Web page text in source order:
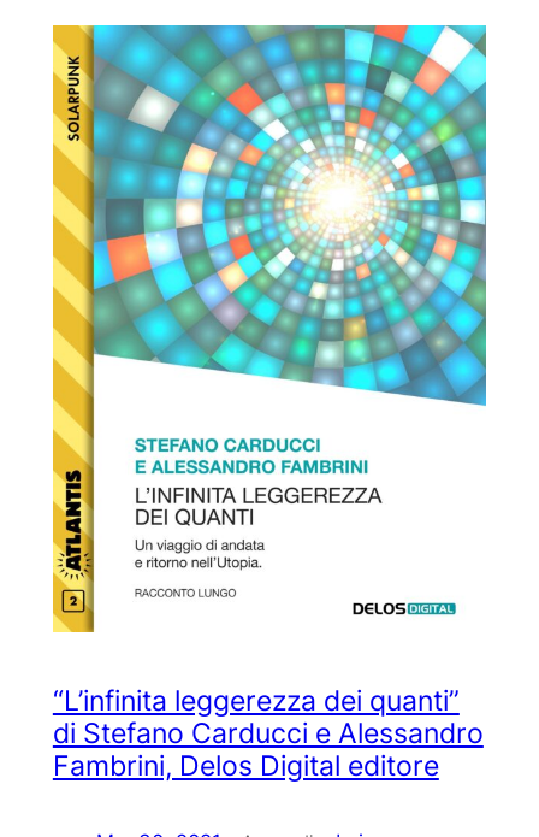
“L’infinita leggerezza dei quanti”
di Stefano Carducci e Alessandro
Fambrini, Delos Digital editore